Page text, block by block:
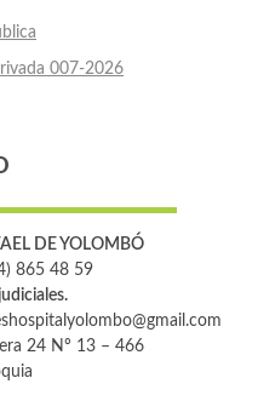
007-2026
DE YOLOMBÓ
865 48 59
24 Nº 13 – 466